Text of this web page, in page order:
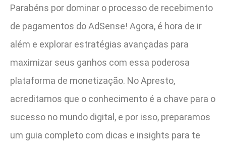
Parabéns por dominar o processo de recebimento
de pagamentos do AdSense! Agora, é hora de ir
além e explorar estratégias avançadas para
maximizar seus ganhos com essa poderosa
plataforma de monetização. No Apresto,
acreditamos que o conhecimento é a chave para o
sucesso no mundo digital, e por isso, preparamos
um guia completo com dicas e insights para te